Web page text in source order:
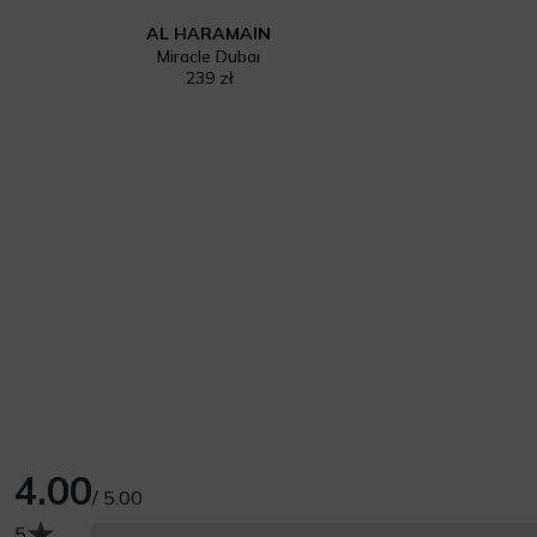
AL HARAMAIN
Miracle Dubai
239 zł
4.00/ 5.00
Liczba opinii z oceną